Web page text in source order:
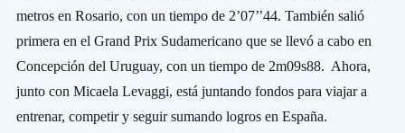
metros en Rosario, con un tiempo de 2’07’’44. También salió
primera en el Grand Prix Sudamericano que se llevó a cabo en
Concepción del Uruguay, con un tiempo de 2m09s88. Ahora,
junto con Micaela Levaggi, está juntando fondos para viajar a
entrenar, competir y seguir sumando logros en España.